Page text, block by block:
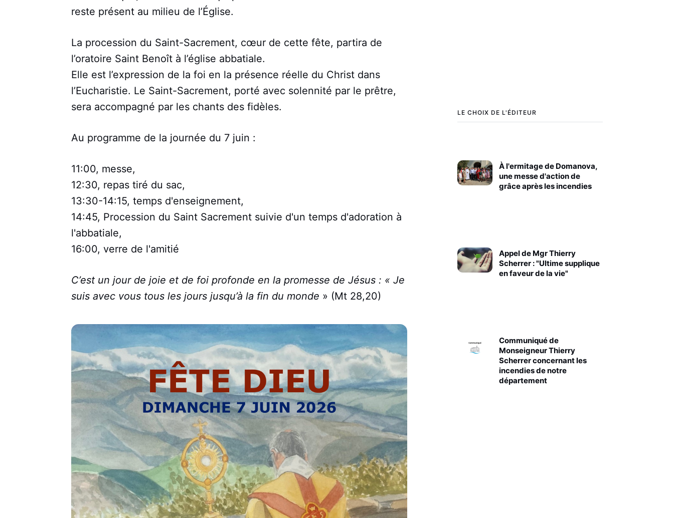
LE CHOIX DE L'ÉDITEUR
À l'ermitage de Domanova,
une messe d'action de
grâce après les incendies
Appel de Mgr Thierry
Scherrer : "Ultime supplique
en faveur de la vie"
Communiqué de
Monseigneur Thierry
Scherrer concernant les
incendies de notre
département
reste présent au milieu de l’Église.
La procession du Saint-Sacrement, cœur de cette fête, partira de
l’oratoire Saint Benoît à l’église abbatiale.
Elle est l’expression de la foi en la présence réelle du Christ dans
l’Eucharistie. Le Saint-Sacrement, porté avec solennité par le prêtre,
sera accompagné par les chants des fidèles.
Au programme de la journée du 7 juin :
11:00, messe,
12:30, repas tiré du sac,
13:30-14:15, temps d'enseignement,
14:45, Procession du Saint Sacrement suivie d'un temps d'adoration à
l'abbatiale,
16:00, verre de l'amitié
C’est un jour de joie et de foi profonde en la promesse de Jésus : « Je
suis avec vous tous les jours jusqu’à la fin du monde » (Mt 28,20)